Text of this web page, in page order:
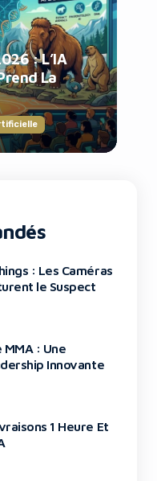
: L’IA
La
: Les Caméras
le Suspect
: Une
Innovante
1 Heure Et